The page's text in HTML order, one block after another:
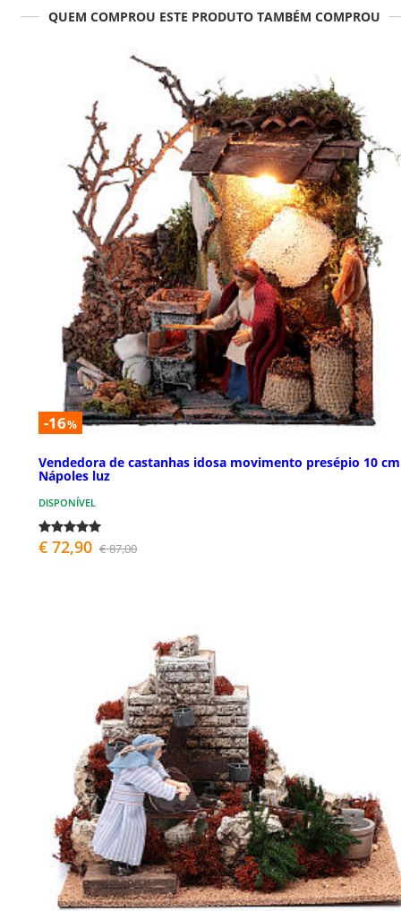
QUEM COMPROU ESTE PRODUTO TAMBÉM COMPROU
-16%
Vendedora de castanhas idosa movimento presépio 10 cm
Nápoles luz
DISPONÍVEL
€ 72,90 € 87,00